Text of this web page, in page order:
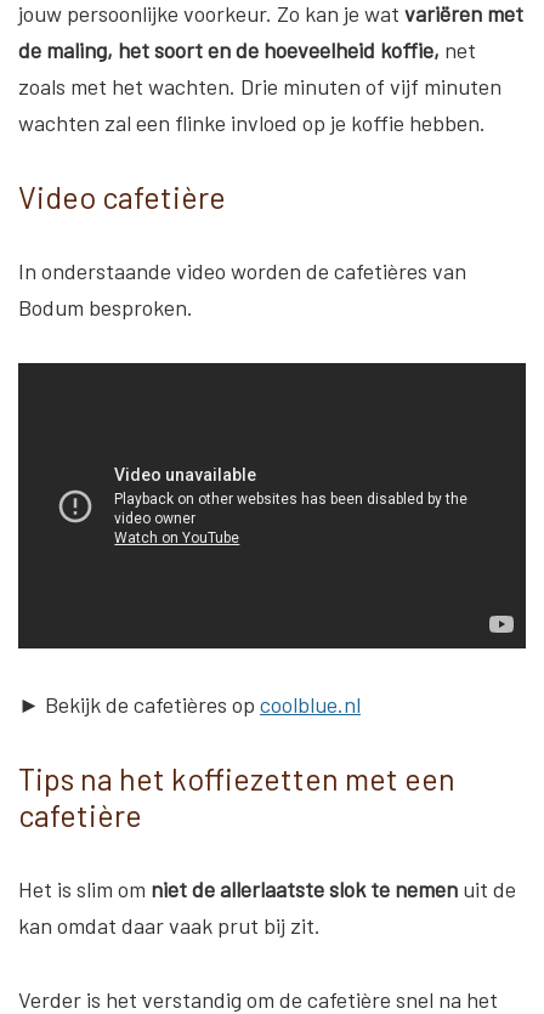
jouw persoonlijke voorkeur. Zo kan je wat variëren met
de maling, het soort en de hoeveelheid koffie, net
zoals met het wachten. Drie minuten of vijf minuten
wachten zal een flinke invloed op je koffie hebben.
Video cafetière
In onderstaande video worden de cafetières van
Bodum besproken.
► Bekijk de cafetières op coolblue.nl
Tips na het koffiezetten met een
cafetière
Het is slim om niet de allerlaatste slok te nemen uit de
kan omdat daar vaak prut bij zit.
Verder is het verstandig om de cafetière snel na het